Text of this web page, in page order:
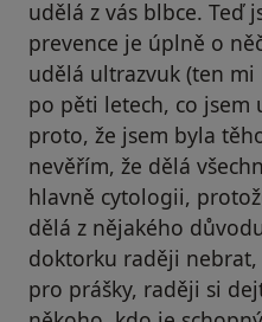
udělá z vás blbce. Teď
prevence je úplně o
udělá ultrazvuk (ten mi
po pěti letech, co jsem
proto, že jsem byla
nevěřím, že dělá
hlavně cytologii,
dělá z nějakého
doktorku raději
pro prášky, raději si